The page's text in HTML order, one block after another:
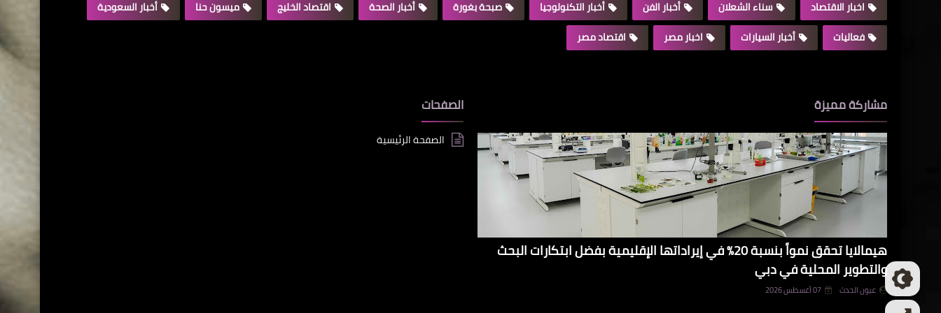
اخبار الاقتصاد سناء الشعلان أخبار الفن أخبار التكنولوجيا صبحة بغورة أخبار الصحة اقتصاد الخليج ميسون حنا
أخبار السعودية
فعاليات
أخبار السيارات اخبار مصر اقتصاد مصر
مشاركة مميزة
هيمالايا تحقق نمواً بنسبة 20% في إيراداتها الإقليمية بفضل ابتكارات البحث
والتطوير المحلية في دبي
عيون الحدث 07 أغسطس 2026
الصفحات
الصفحة الرئيسية